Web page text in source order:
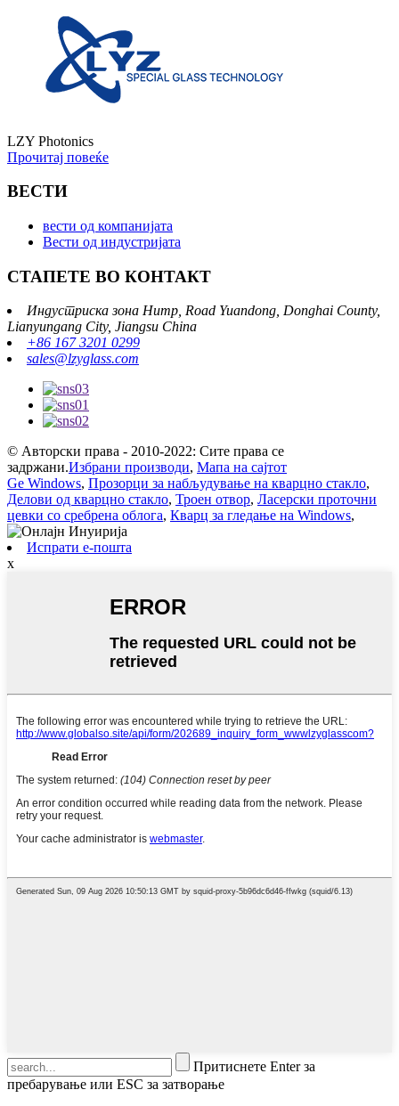
LZY Photonics
Прочитај повеќе
ВЕСТИ
вести од компанијата
Вести од индустријата
СТАПЕТЕ ВО КОНТАКТ
Индустриска зона Hump, Road Yuandong, Donghai County,
Lianyungang City, Jiangsu China
+86 167 3201 0299
sales@lzyglass.com
© Авторски права - 2010-2022: Сите права се
задржани.Избрани производи, Мапа на сајтот
Ge Windows, Прозорци за набљудување на кварцно стакло,
Делови од кварцно стакло, Троен отвор, Ласерски проточни
цевки со сребрена облога, Кварц за гледање на Windows,
Испрати е-пошта
x
Притиснете Enter за
пребарување или ESC за затворање